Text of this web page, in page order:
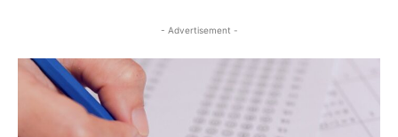
- Advertisement -